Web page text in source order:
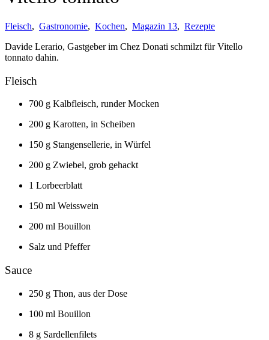
Fleisch, Gastronomie, Kochen, Magazin 13, Rezepte
Davide Lerario, Gastgeber im Chez Donati schmilzt für Vitello
tonnato dahin.
Fleisch
700 g Kalbfleisch, runder Mocken
200 g Karotten, in Scheiben
150 g Stangensellerie, in Würfel
200 g Zwiebel, grob gehackt
1 Lorbeerblatt
150 ml Weisswein
200 ml Bouillon
Salz und Pfeffer
Sauce
250 g Thon, aus der Dose
100 ml Bouillon
8 g Sardellenfilets